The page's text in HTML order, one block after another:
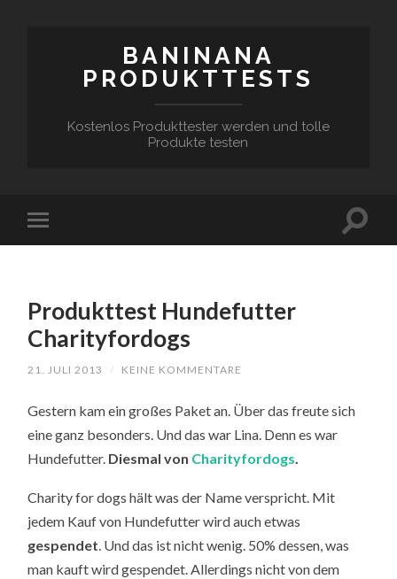
BANINANA
PRODUKTTESTS
Kostenlos Produkttester werden und tolle
Produkte testen
Produkttest Hundefutter
Charityfordogs
21. JULI 2013 / KEINE KOMMENTARE
Gestern kam ein großes Paket an. Über das freute sich
eine ganz besonders. Und das war Lina. Denn es war
Hundefutter. Diesmal von Charityfordogs
Charity for dogs hält was der Name verspricht. Mit
jedem Kauf von Hundefutter wird auch etwas
gespendet. Und das ist nicht wenig. 50% dessen, was
man kauft wird gespendet. Allerdings nicht von dem